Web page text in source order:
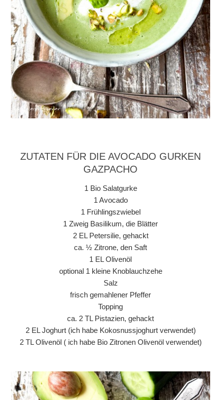
ZUTATEN FÜR DIE AVOCADO GURKEN
GAZPACHO
1 Bio Salatgurke
1 Avocado
1 Frühlingszwiebel
1 Zweig Basilikum, die Blätter
2 EL Petersilie, gehackt
ca. ½ Zitrone, den Saft
1 EL Olivenöl
optional 1 kleine Knoblauchzehe
Salz
frisch gemahlener Pfeffer
Topping
ca. 2 TL Pistazien, gehackt
2 EL Joghurt (ich habe Kokosnussjoghurt verwendet)
2 TL Olivenöl ( ich habe Bio Zitronen Olivenöl verwendet)